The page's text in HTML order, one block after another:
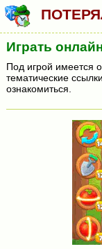
Играть
Под игрой имеется
тематические
ознакомиться.